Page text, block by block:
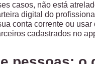
casos, não está
digital do
conta corrente ou usar
cadastrados no